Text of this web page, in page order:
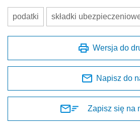
podatki składki
Wersja do
Napisz do
Zapisz się na